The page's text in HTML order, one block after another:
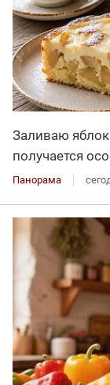
Заливаю
получается
Панорама